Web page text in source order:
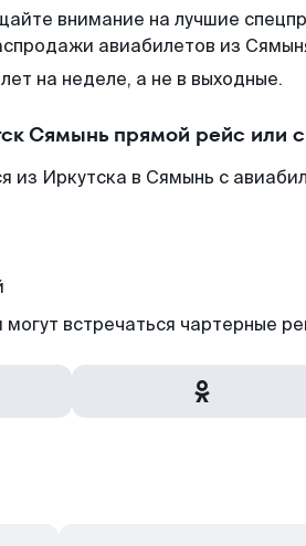
внимание на лучшие
авиабилетов из
на неделе, а не в выходные.
Сямынь прямой рейс или
из Иркутска в Сямынь с
встречаться чартерные